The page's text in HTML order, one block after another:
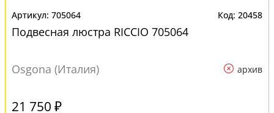
705064 20458
Подвесная люстра RICCIO 705064
Osgona (Италия) архив
21 750 ₽